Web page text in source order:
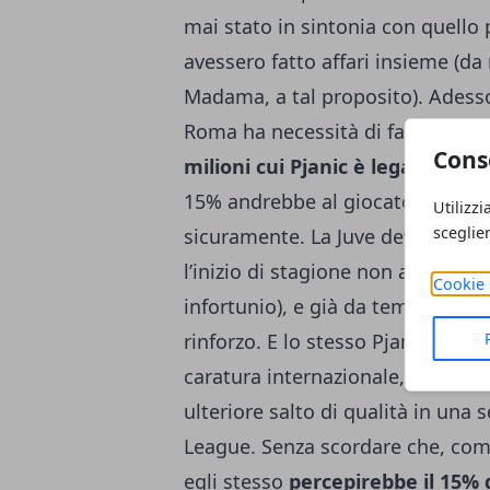
Cookie
mai stato in sintonia con quello
avessero fatto affari insieme
Madama, a tal proposito).
Roma ha necessità di fare
milioni cui Pjanic è legato , le
15% andrebbe al giocatore),
sicuramente. La Juve deve fare
l’inizio di stagione non avrà
infortunio), e già da tempo ha
rinforzo. E lo stesso Pjanic,
caratura internazionale,
ulteriore salto di qualità in una
League. Senza scordare che,
egli stesso percepirebbe il 15%